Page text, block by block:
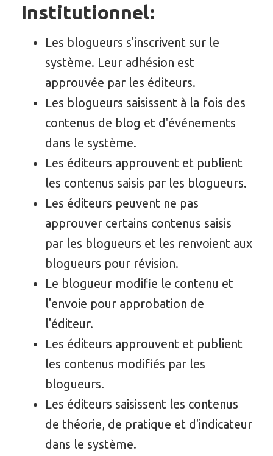
Institutionnel:
Les blogueurs s'inscrivent sur le
système. Leur adhésion est
approuvée par les éditeurs.
Les blogueurs saisissent à la fois des
contenus de blog et d'événements
dans le système.
Les éditeurs approuvent et publient
les contenus saisis par les blogueurs.
Les éditeurs peuvent ne pas
approuver certains contenus saisis
par les blogueurs et les renvoient aux
blogueurs pour révision.
Le blogueur modifie le contenu et
l'envoie pour approbation de
l'éditeur.
Les éditeurs approuvent et publient
les contenus modifiés par les
blogueurs.
Les éditeurs saisissent les contenus
de théorie, de pratique et d'indicateur
dans le système.